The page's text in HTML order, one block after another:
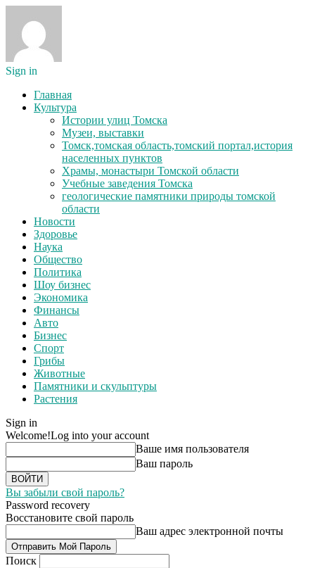
Sign in
Главная
Культура
Истории улиц Томска
Музеи, выставки
Томск,томская область,томский портал,история
населенных пунктов
Храмы, монастыри Томской области
Учебные заведения Томска
геологические памятники природы томской
области
Новости
Здоровье
Наука
Общество
Политика
Шоу бизнес
Экономика
Финансы
Авто
Бизнес
Спорт
Грибы
Животные
Памятники и скульптуры
Растения
Sign in
Welcome!Log into your account
Ваше имя пользователя
Ваш пароль
Вы забыли свой пароль?
Password recovery
Восстановите свой пароль
Ваш адрес электронной почты
Поиск